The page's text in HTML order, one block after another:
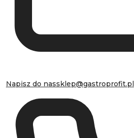
Napisz do nassklep@gastroprofit.pl